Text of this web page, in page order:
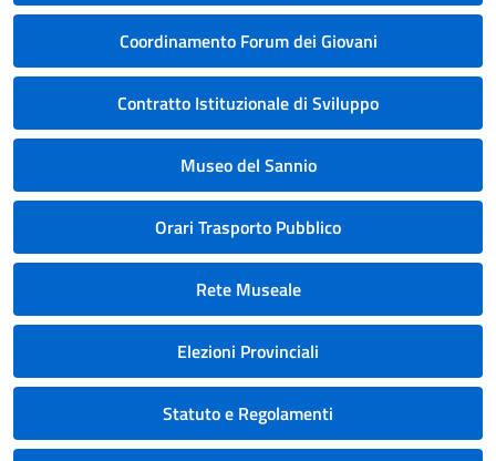
Coordinamento Forum dei Giovani
Contratto Istituzionale di Sviluppo
Museo del Sannio
Orari Trasporto Pubblico
Rete Museale
Elezioni Provinciali
Statuto e Regolamenti